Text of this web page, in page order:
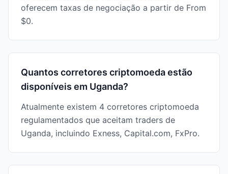
oferecem taxas de negociação a partir de From
$0.
Quantos corretores criptomoeda estão
disponíveis em Uganda?
Atualmente existem 4 corretores criptomoeda
regulamentados que aceitam traders de
Uganda, incluindo Exness, Capital.com, FxPro.